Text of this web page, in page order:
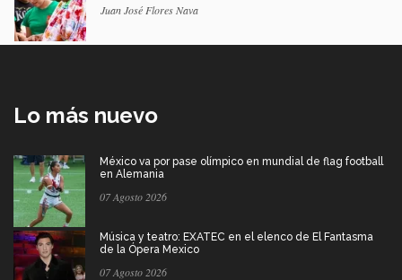
Juan José Flores Nava
Lo más nuevo
México va por pase olímpico en mundial de flag football
en Alemania
07 Agosto 2026
Música y teatro: EXATEC en el elenco de El Fantasma
de la Ópera Mexico
07 Agosto 2026